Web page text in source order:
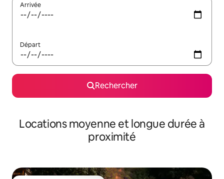
Arrivée
Départ
Rechercher
Locations moyenne et longue durée à
proximité